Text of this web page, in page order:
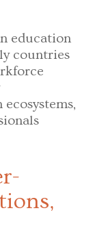
education
countries